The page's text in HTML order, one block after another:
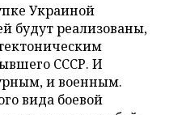
Украиной
будут реализованы,
СССР. И
и военным.
вида боевой